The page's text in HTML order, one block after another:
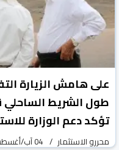
على هامش الزيارة
طول الشريط الساحلي
تؤكد دعم الوزارة
محررو الاستثمار 04 آب/أغسطس 2024